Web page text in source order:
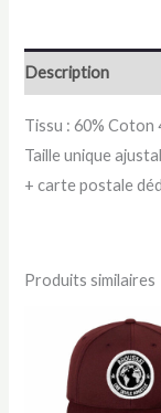
Visière
courbée
Une
Seule
Adresse
Description
Tissu : 60% Coton
Taille unique
+ carte postale
Produits similaires